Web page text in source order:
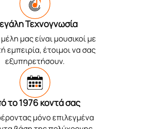
Τεχνογνωσία
μας είναι μουσικοί με
εμπειρία, έτοιμοι να σας
εξυπηρετήσουν.
το 1976 κοντά σας
μόνο επιλεγμένα